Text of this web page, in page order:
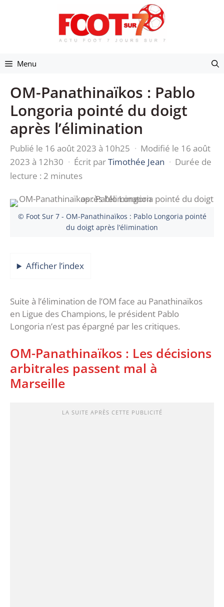
Menu
OM-Panathinaïkos : Pablo
Longoria pointé du doigt
après l’élimination
Publié le 16 août 2023 à 10h25 · Modifié le 16 août
2023 à 12h30 · Écrit parTimothée Jean · Durée de
lecture : 2 minutes
© Foot Sur 7 - OM-Panathinaïkos : Pablo Longoria pointé
du doigt après l’élimination
Afficher l’index
Suite à l’élimination de l’OM face au Panathinaïkos
en Ligue des Champions, le président Pablo
Longoria n’est pas épargné par les critiques.
OM-Panathinaïkos : Les décisions
arbitrales passent mal à
Marseille
LA SUITE APRÈS CETTE PUBLICITÉ